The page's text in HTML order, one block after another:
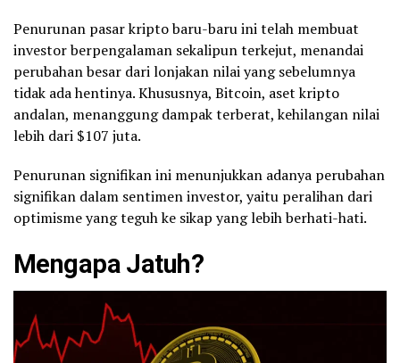
Penurunan pasar kripto baru-baru ini telah membuat
investor berpengalaman sekalipun terkejut, menandai
perubahan besar dari lonjakan nilai yang sebelumnya
tidak ada hentinya. Khususnya, Bitcoin, aset kripto
andalan, menanggung dampak terberat, kehilangan nilai
lebih dari $107 juta.
Penurunan signifikan ini menunjukkan adanya perubahan
signifikan dalam sentimen investor, yaitu peralihan dari
optimisme yang teguh ke sikap yang lebih berhati-hati.
Mengapa Jatuh?